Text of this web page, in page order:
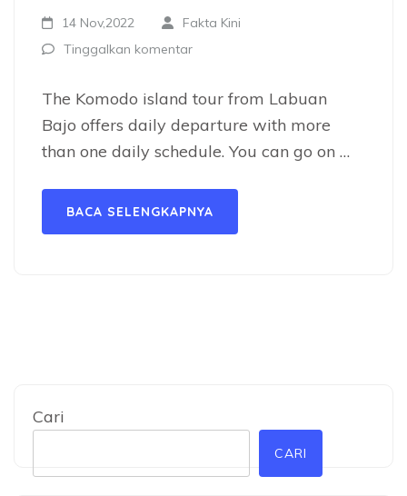
14 Nov,2022
Fakta Kini
Tinggalkan komentar
The Komodo island tour from Labuan
Bajo offers daily departure with more
than one daily schedule. You can go on …
BACA SELENGKAPNYA
Cari
CARI